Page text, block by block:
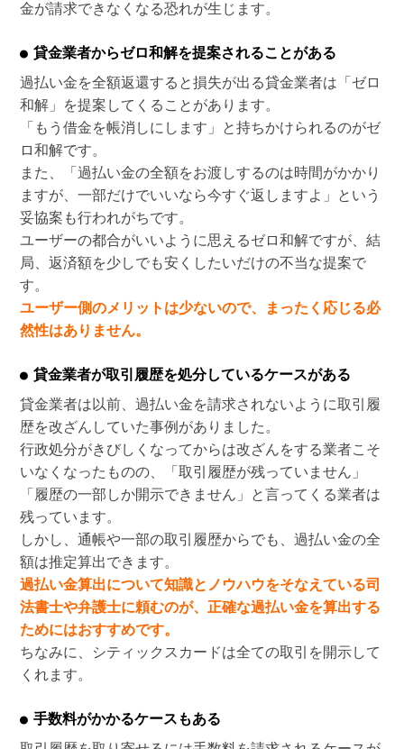
金が請求できなくなる恐れが生じます。
貸金業者からゼロ和解を提案されることがある
過払い金を全額返還すると損失が出る貸金業者は「ゼロ
和解」を提案してくることがあります。
「もう借金を帳消しにします」と持ちかけられるのがゼ
ロ和解です。
また、「過払い金の全額をお渡しするのは時間がかかり
ますが、一部だけでいいなら今すぐ返しますよ」という
妥協案も行われがちです。
ユーザーの都合がいいように思えるゼロ和解ですが、結
局、返済額を少しでも安くしたいだけの不当な提案で
す。
ユーザー側のメリットは少ないので、まったく応じる必
然性はありません。
貸金業者が取引履歴を処分しているケースがある
貸金業者は以前、過払い金を請求されないように取引履
歴を改ざんしていた事例がありました。
行政処分がきびしくなってからは改ざんをする業者こそ
いなくなったものの、「取引履歴が残っていません」
「履歴の一部しか開示できません」と言ってくる業者は
残っています。
しかし、通帳や一部の取引履歴からでも、過払い金の全
額は推定算出できます。
過払い金算出について知識とノウハウをそなえている司
法書士や弁護士に頼むのが、正確な過払い金を算出する
ためにはおすすめです。
ちなみに、シティックスカードは全ての取引を開示して
くれます。
手数料がかかるケースもある